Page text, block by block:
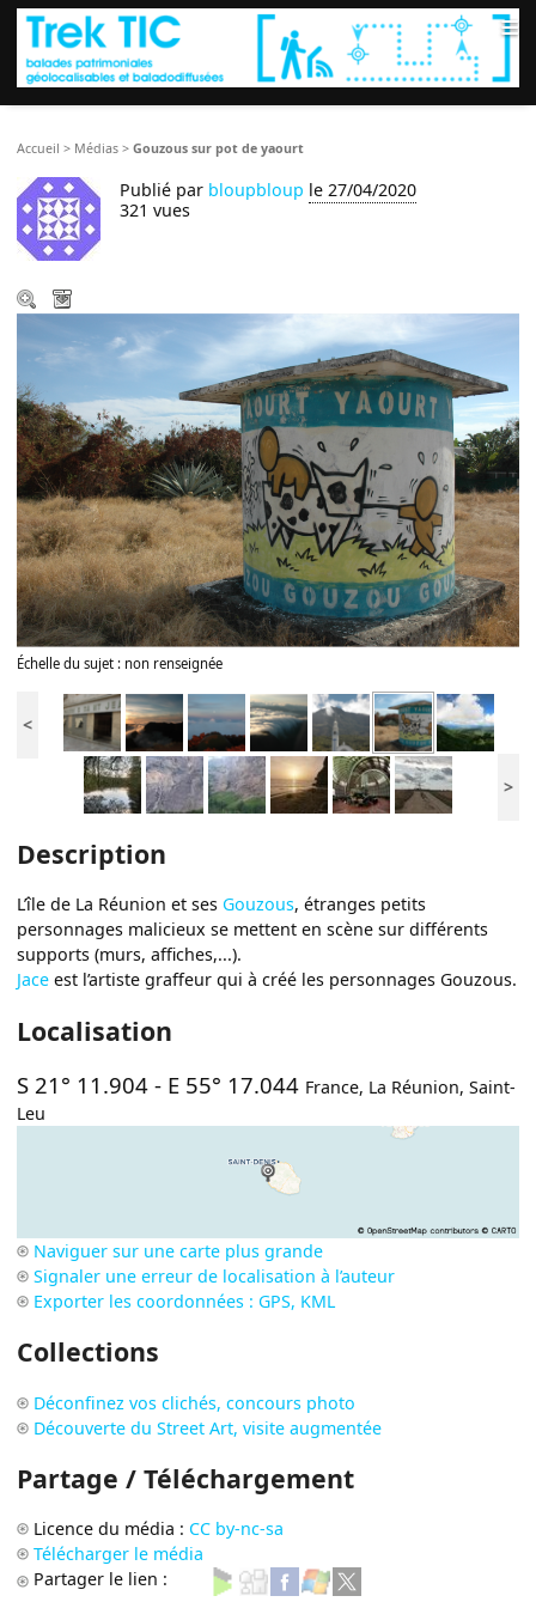
≡
Accueil > Médias >Gouzous sur pot de yaourt
Publié par bloupbloup le 27/04/2020
321 vues
Échelle du sujet : non renseignée
<
>
Description
L’île de La Réunion et ses Gouzous, étranges petits
personnages malicieux se mettent en scène sur différents
supports (murs, affiches,...).
Jace est l’artiste graffeur qui à créé les personnages Gouzous.
Localisation
S 21° 11.904 - E 55° 17.044 France, La Réunion,Saint-
Leu
Naviguer sur une carte plus grande
Signaler une erreur de localisation à l’auteur
Exporter les coordonnées : GPS, KML
Collections
Déconfinez vos clichés, concours photo
Découverte du Street Art, visite augmentée
Partage / Téléchargement
Licence du média : CC by-nc-sa
Télécharger le média
Partager le lien :